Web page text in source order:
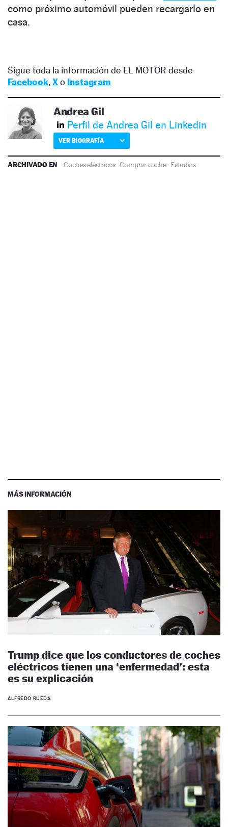
como próximo automóvil pueden recargarlo en
casa.
Sigue toda la información de EL MOTOR desde
Facebook, Xo Instagram
Andrea Gil
Perfil de Andrea Gil en Linkedin
VER BIOGRAFÍA
ARCHIVADO EN Coches eléctricos ·Comprar coche· Estudios
MÁS INFORMACIÓN
Trump dice que los conductores de coches
eléctricos tienen una ‘enfermedad’: esta
es su explicación
ALFREDO RUEDA